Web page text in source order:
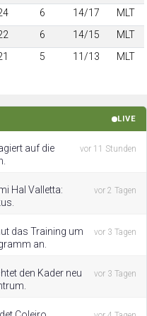
6 14/17
MLT
6 14/15
MLT
5 11/13 MLT
LIVE
auf die
vor 11 Stunden
Hal Valletta:
vor 2 Tagen
das Training um
an.
vor 3 Tagen
den Kader neu
vor 3 Tagen